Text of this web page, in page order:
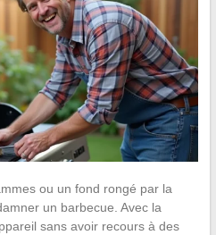
ou un fond rongé par la
un barbecue. Avec la
sans avoir recours à des